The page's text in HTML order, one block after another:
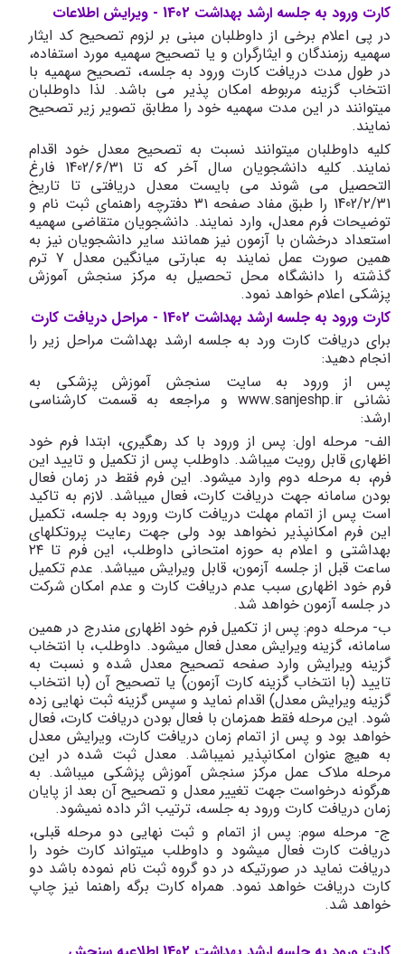
کارت ورود به جلسه ارشد بهداشت 1402 - ویرایش اطلاعات
در پی اعلام برخی از داوطلبان مبنی بر لزوم تصحیح کد ایثار
سهمیه رزمندگان و ایثارگران و یا تصحیح سهمیه مورد استفاده،
در طول مدت دریافت کارت ورود به جلسه، تصحیح سهمیه با
انتخاب گزینه مربوطه امکان پذیر می باشد. لذا داوطلبان
میتوانند در این مدت سهمیه خود را مطابق تصویر زیر تصحیح
نمایند.
کلیه داوطلبان میتوانند نسبت به تصحیح معدل خود اقدام
نمایند. کلیه دانشجویان سال آخر که تا 1402/٦/31 فارغ
التحصیل می شوند می بایست معدل دریافتی تا تاریخ
1402/٢/31 را طبق مفاد صفحه ٣١ دفترچه راهنمای ثبت نام و
توضیحات فرم معدل، وارد نمایند. دانشجویان متقاضی سهمیه
استعداد درخشان با آزمون نیز همانند سایر دانشجویان نیز به
همین صورت عمل نمایند به عبارتی میانگین معدل ٧ ترم
گذشته را دانشگاه محل تحصیل به مرکز سنجش آموزش
پزشکی اعلام خواهد نمود.
کارت ورود به جلسه ارشد بهداشت 1402 - مراحل دریافت کارت
برای دریافت کارت ورد به جلسه ارشد بهداشت مراحل زیر را
انجام دهید:
پس از ورود به سایت سنجش آموزش پزشکی به
نشانی www.sanjeshp.ir و مراجعه به قسمت کارشناسی
ارشد:
الف- مرحله اول: پس از ورود با کد رهگیری، ابتدا فرم خود
اظهاری قابل رویت میباشد. داوطلب پس از تکمیل و تایید این
فرم، به مرحله دوم وارد میشود. این فرم فقط در زمان فعال
بودن سامانه جهت دریافت کارت، فعال میباشد. لازم به تاکید
است پس از اتمام مهلت دریافت کارت ورود به جلسه، تکمیل
این فرم امکانپذیر نخواهد بود ولی جهت رعایت پروتکلهای
بهداشتی و اعلام به حوزه امتحانی داوطلب، این فرم تا ٢٤
ساعت قبل از جلسه آزمون، قابل ویرایش میباشد. عدم تکمیل
فرم خود اظهاری سبب عدم دریافت کارت و عدم امکان شرکت
در جلسه آزمون خواهد شد.
ب- مرحله دوم: پس از تکمیل فرم خود اظهاری مندرج در همین
سامانه، گزینه ویرایش معدل فعال میشود. داوطلب، با انتخاب
گزینه ویرایش وارد صفحه تصحیح معدل شده و نسبت به
تایید (با انتخاب گزینه کارت آزمون) یا تصحیح آن (با انتخاب
گزینه ویرایش معدل) اقدام نماید و سپس گزینه ثبت نهایی زده
شود. این مرحله فقط همزمان با فعال بودن دریافت کارت، فعال
خواهد بود و پس از اتمام زمان دریافت کارت، ویرایش معدل
به هیچ عنوان امکانپذیر نمیباشد. معدل ثبت شده در این
مرحله ملاک عمل مرکز سنجش آموزش پزشکی میباشد. به
هرگونه درخواست جهت تغییر معدل و تصحیح آن بعد از پایان
زمان دریافت کارت ورود به جلسه، ترتیب اثر داده نمیشود.
ج- مرحله سوم: پس از اتمام و ثبت نهایی دو مرحله قبلی،
دریافت کارت فعال میشود و داوطلب میتواند کارت خود را
دریافت نماید در صورتیکه در دو گروه ثبت نام نموده باشد دو
کارت دریافت خواهد نمود. همراه کارت برگه راهنما نیز چاپ
خواهد شد.